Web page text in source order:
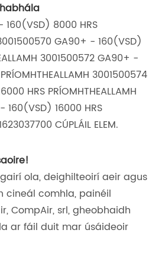
160(VSD) 8000 HRS
GA90+ - 160(VSD)
3001500572 GA90+ -
3001500574
HRS PRÍOMHTHEALLAMH
160(VSD) 16000 HRS
CÚPLÁIL ELEM.
ola, deighilteoirí aeir agus
cineál comhla, painéil
CompAir, srl, gheobhaidh
ar fáil duit mar úsáideoir